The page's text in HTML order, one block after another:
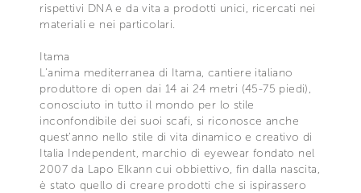
rispettivi DNA e da vita a prodotti unici, ricercati nei
materiali e nei particolari.
Itama
L’anima mediterranea di Itama, cantiere italiano
produttore di open dai 14 ai 24 metri (45-75 piedi),
conosciuto in tutto il mondo per lo stile
inconfondibile dei suoi scafi, si riconosce anche
quest’anno nello stile di vita dinamico e creativo di
Italia Independent, marchio di eyewear fondato nel
2007 da Lapo Elkann cui obbiettivo, fin dalla nascita,
è stato quello di creare prodotti che si ispirassero